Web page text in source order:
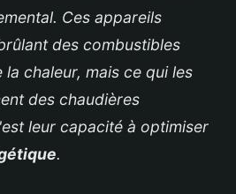
Ces appareils
des combustibles
chaleur, mais ce qui les
des chaudières
leur capacité à optimiser
.